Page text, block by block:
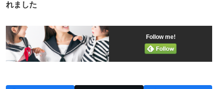
れました
Follow me!